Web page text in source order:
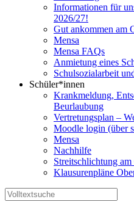
Informationen für
2026/27!
Gut ankommen am
Mensa
Mensa FAQs
Anmietung eines
Schulsozialarbeit
Schüler*innen
Krankmeldung,
Beurlaubung
Vertretungsplan –
Moodle login (über
Mensa
Nachhilfe
Streitschlichtung am
Klausurenpläne